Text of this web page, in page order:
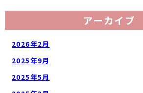
アーカイブ
2026年2月
2025年9月
2025年5月